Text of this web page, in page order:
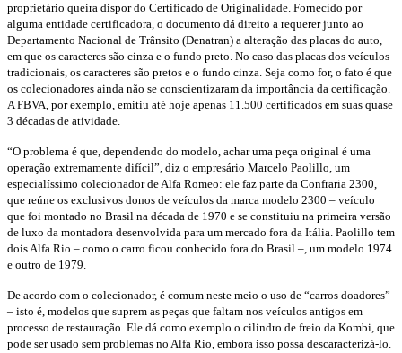
proprietário queira dispor do Certificado de Originalidade. Fornecido por
alguma entidade certificadora, o documento dá direito a requerer junto ao
Departamento Nacional de Trânsito (Denatran) a alteração das placas do auto,
em que os caracteres são cinza e o fundo preto. No caso das placas dos veículos
tradicionais, os caracteres são pretos e o fundo cinza. Seja como for, o fato é que
os colecionadores ainda não se conscientizaram da importância da certificação.
A FBVA, por exemplo, emitiu até hoje apenas 11.500 certificados em suas quase
3 décadas de atividade.
“O problema é que, dependendo do modelo, achar uma peça original é uma
operação extremamente difícil”, diz o empresário Marcelo Paolillo, um
especialíssimo colecionador de Alfa Romeo: ele faz parte da Confraria 2300,
que reúne os exclusivos donos de veículos da marca modelo 2300 – veículo
que foi montado no Brasil na década de 1970 e se constituiu na primeira versão
de luxo da montadora desenvolvida para um mercado fora da Itália. Paolillo tem
dois Alfa Rio – como o carro ficou conhecido fora do Brasil –, um modelo 1974
e outro de 1979.
De acordo com o colecionador, é comum neste meio o uso de “carros doadores”
– isto é, modelos que suprem as peças que faltam nos veículos antigos em
processo de restauração. Ele dá como exemplo o cilindro de freio da Kombi, que
pode ser usado sem problemas no Alfa Rio, embora isso possa descaracterizá-lo.